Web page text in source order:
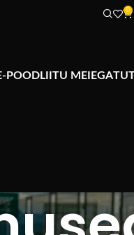
0
POODLIITU MEIEGA